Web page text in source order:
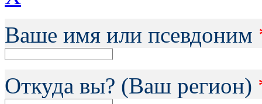
Ваше имя или псевдоним
Откуда вы? (Ваш регион)